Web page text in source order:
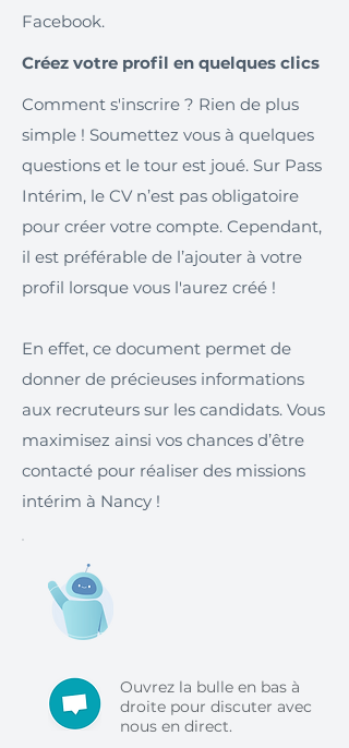
Facebook.
Créez votre profil en quelques clics
Comment s'inscrire ? Rien de plus
simple ! Soumettez vous à quelques
questions et le tour est joué. Sur Pass
Intérim, le CV n’est pas obligatoire
pour créer votre compte. Cependant,
il est préférable de l’ajouter à votre
profil lorsque vous l'aurez créé !
En effet, ce document permet de
donner de précieuses informations
aux recruteurs sur les candidats. Vous
maximisez ainsi vos chances d’être
contacté pour réaliser des missions
intérim à Nancy !
Ouvrez la bulle en bas à
droite pour discuter avec
nous en direct.